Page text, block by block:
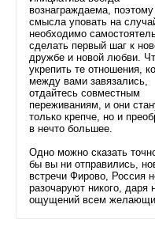
вознаграждаема, поэтому
смысла уповать на
необходимо
сделать первый шаг к
дружбе и новой любви.
укрепить те отношения,
между вами завязались,
отдайтесь совместным
переживаниям, и они
только крепче, но и
в нечто большее.
Одно можно сказать
бы вы ни отправились,
встречи Фирово, Россия
разочаруют никого, даря
ощущений всем